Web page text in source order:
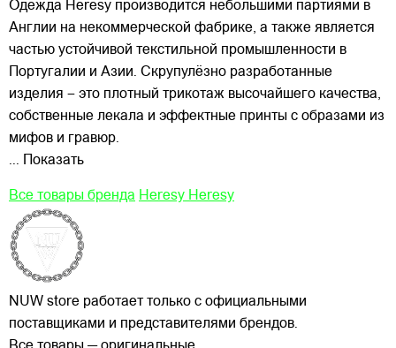
Одежда Heresy производится небольшими партиями в
Англии на некоммерческой фабрике, а также является
частью устойчивой текстильной промышленности в
Португалии и Азии. Скрупулёзно разработанные
изделия – это плотный трикотаж высочайшего качества,
собственные лекала и эффектные принты с образами из
мифов и гравюр.
... Показать
Все товары бренда Heresy Heresy
NUW store работает только с официальными
поставщиками и представителями брендов.